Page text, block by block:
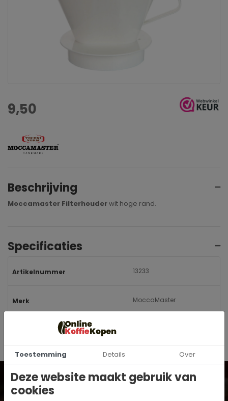
9,50
Beschrijving
Moccamaster Filterhouderwit hoge rand.
Specificaties
Artikelnummer 13233
Merk MoccaMaster
Wil je op de hoogte blijven? Schrijf je dan in voor onze
digitale nieuwsbrief!
Toestemming Details Over
Deze website maakt gebruik van
cookies